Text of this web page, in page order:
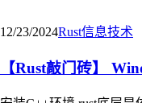
12/23/2024Rust信息技术
【Rust敲门砖】